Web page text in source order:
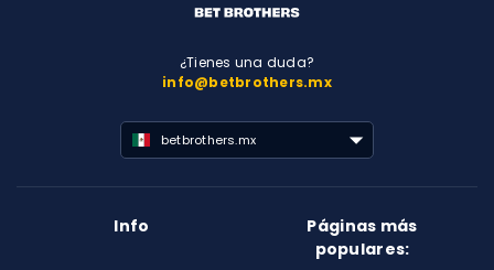
¿Tienes una duda?
info@betbrothers.mx
betbrothers.mx
Info
Páginas más
populares: